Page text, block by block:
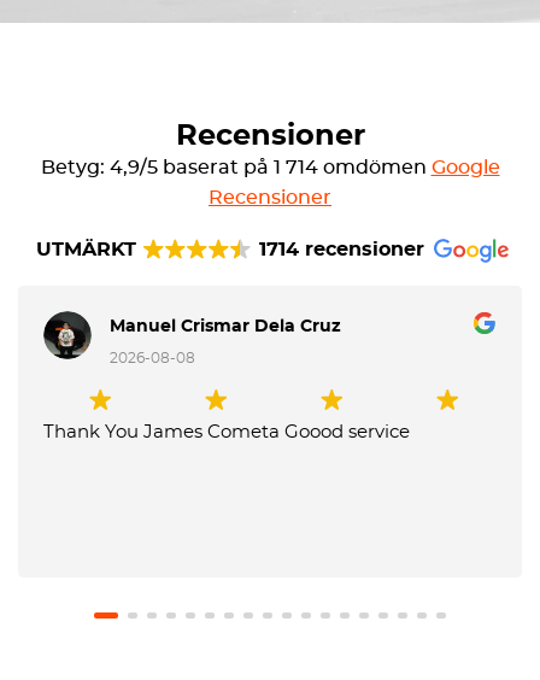
Recensioner
Betyg: 4,9/5 baserat på 1 714 omdömen Google
Recensioner
UTMÄRKT 1714 recensioner
Manuel Crismar Dela Cruz
2026-08-08
Thank You James Cometa Goood service